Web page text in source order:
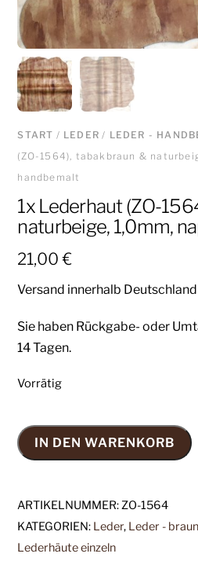
START / LEDER / LEDER -
(ZO-1564), tabakbraun &
handbemalt
1x Lederhaut (ZO-
naturbeige, 1,0mm,
21,00€
Versand innerhalb
Sie haben Rückgabe- oder
14 Tagen.
Vorrätig
1x
IN DEN WARENKORB
ARTIKELNUMMER:ZO-1564
KATEGORIEN: Leder, Leder -
Lederhäute einzeln